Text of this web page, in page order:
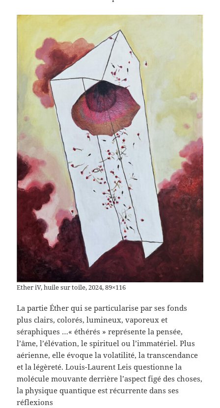
Ether iV, huile sur toile, 2024, 89×116
La partie Éther qui se particularise par ses fonds
plus clairs, colorés, lumineux, vaporeux et
séraphiques …« éthérés » représente la pensée,
l’âme, l’élévation, le spirituel ou l’immatériel. Plus
aérienne, elle évoque la volatilité, la transcendance
et la légèreté. Louis-Laurent Leis questionne la
molécule mouvante derrière l’aspect figé des choses,
la physique quantique est récurrente dans ses
réflexions